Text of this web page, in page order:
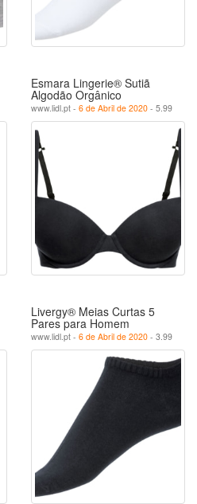
Esmara Lingerie® Sutiã
Algodão Orgânico
www.lidl.pt - 6 de Abril de 2020 - 5.99
Livergy® Meias Curtas 5
Pares para Homem
www.lidl.pt - 6 de Abril de 2020 - 3.99